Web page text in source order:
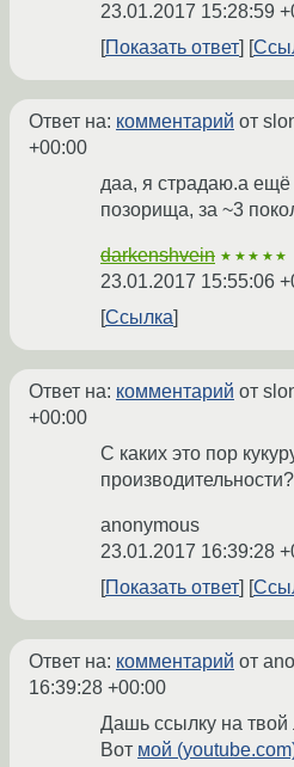
23.01.2017 15:28:59
Показать ответ
Ответ на: комментарий от
+00:00
даа, я страдаю.а
позорища, за ~3
darkenshvein ★★★★★
23.01.2017 15:55:06
Ссылка
Ответ на: комментарий от
+00:00
С каких это пор
производительности?
anonymous
23.01.2017 16:39:28
Показать ответ
Ответ на: комментарий от
16:39:28 +00:00
Дашь ссылку на
Вот мой